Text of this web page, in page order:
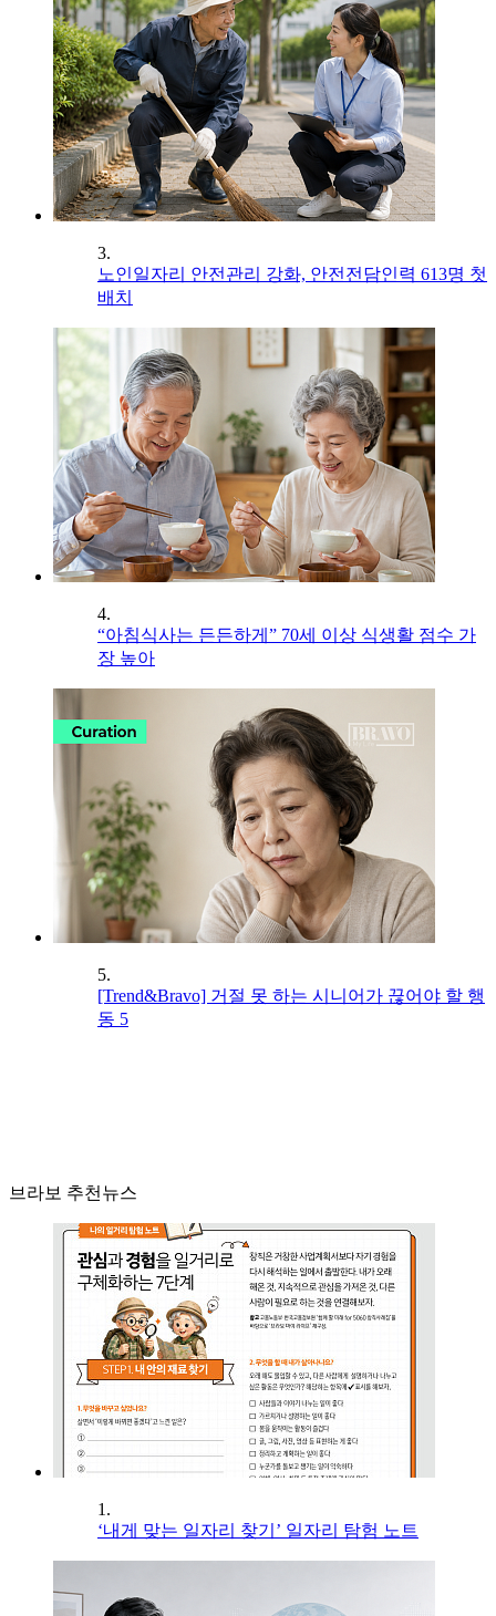
3.
노인일자리 안전관리 강화, 안전전담인력 613명 첫
배치
4.
“아침식사는 든든하게” 70세 이상 식생활 점수 가
장 높아
5.
[Trend&Bravo] 거절 못 하는 시니어가 끊어야 할 행
동 5
브라보 추천뉴스
1.
‘내게 맞는 일자리 찾기’ 일자리 탐험 노트